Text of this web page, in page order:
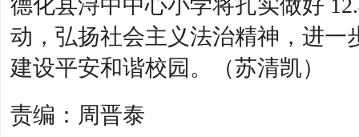
动，弘扬社会主义法治精神，进一
建设平安和谐校园。（苏清凯）
责编：周晋泰